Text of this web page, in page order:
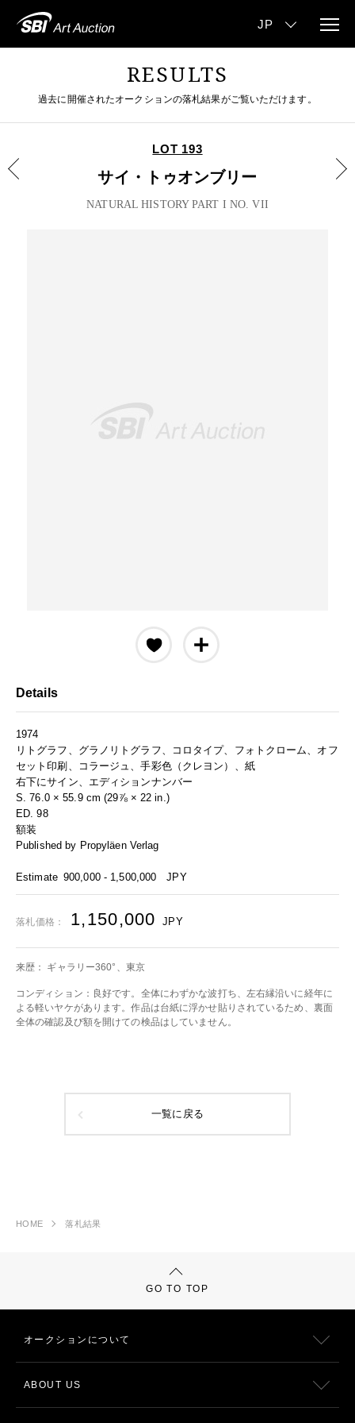
RESULTS
過去に開催されたオークションの落札結果がご覧いただけます。
LOT 193
サイ・トゥオンブリー
NATURAL HISTORY PART I NO. VII
Details
1974
リトグラフ、グラノリトグラフ、コロタイプ、フォトクローム、オフ
セット印刷、コラージュ、手彩色（クレヨン）、紙
右下にサイン、エディションナンバー
S. 76.0 × 55.9 cm (29⅞ × 22 in.)
ED. 98
額装
Published by Propyläen Verlag
Estimate 900,000 - 1,500,000 JPY
落札価格： 1,150,000 JPY
来歴： ギャラリー360°、東京
コンディション：良好です。全体にわずかな波打ち、左右縁沿いに経年に
よる軽いヤケがあります。作品は台紙に浮かせ貼りされているため、裏面
全体の確認及び額を開けての検品はしていません。
一覧に戻る
HOME 落札結果
GO TO TOP
オークションについて
ABOUT US